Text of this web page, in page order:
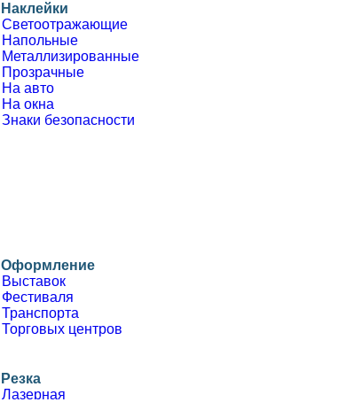
Наклейки
Светоотражающие
Напольные
Металлизированные
Прозрачные
На авто
На окна
Знаки безопасности
Оформление
Выставок
Фестиваля
Транспорта
Торговых центров
Резка
Лазерная